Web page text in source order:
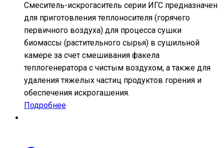
Смеситель-искрогаситель серии ИГС предназначен
для приготовления теплоносителя (горячего
первичного воздуха) для процесса сушки
биомассы (растительного сырья) в сушильной
камере за счет смешивания факела
теплогенератора с чистым воздухом, а также для
удаления тяжелых частиц продуктов горения и
обеспечения искрогашения.
Подробнее